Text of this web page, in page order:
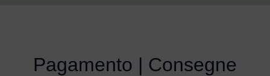
Pagamento | Consegne